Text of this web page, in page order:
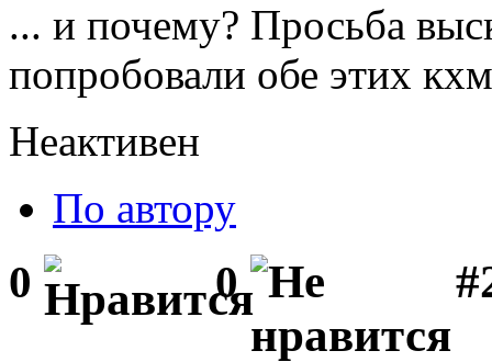
... и почему? Просьба
попробовали обе этих
Неактивен
По автору
0 0